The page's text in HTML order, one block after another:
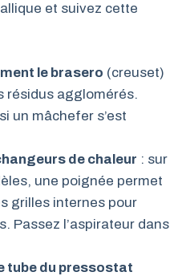
et suivez cette
le brasero (creuset)
résidus agglomérés.
un mâchefer s’est
de chaleur : sur
une poignée permet
grilles internes pour
Passez l’aspirateur dans
tube du pressostat